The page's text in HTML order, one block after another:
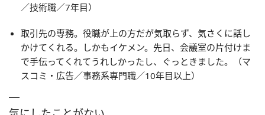
／技術職／7年目）
取引先の専務。役職が上の方だが気取らず、気さくに話し
かけてくれる。しかもイケメン。先日、会議室の片付けま
で手伝ってくれてうれしかったし、ぐっときました。（マ
スコミ・広告／事務系専門職／10年目以上）